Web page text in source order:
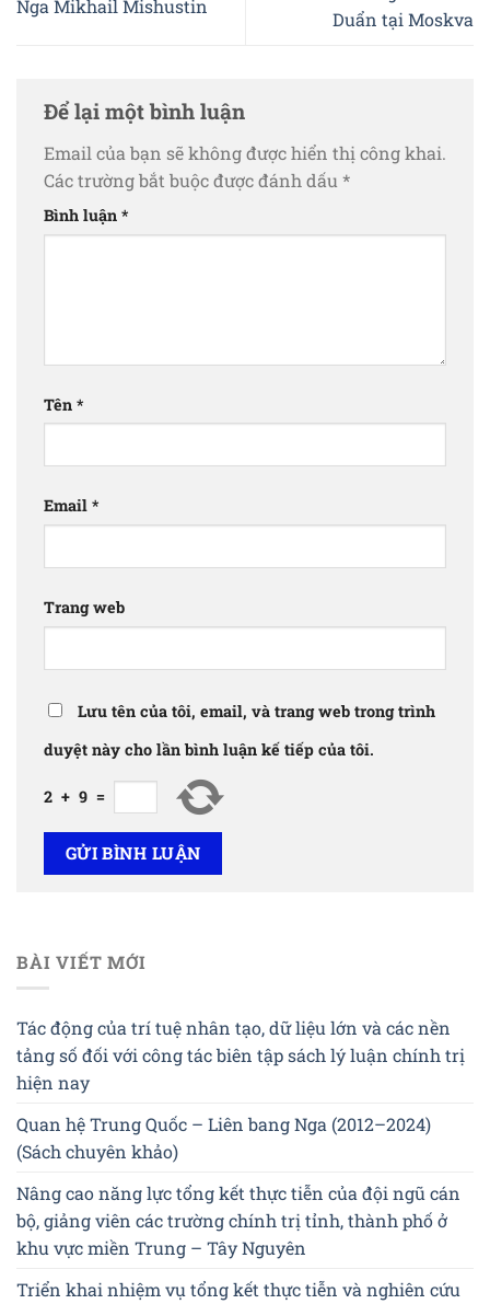
Nga Mikhail Mishustin
Duẩn tại Moskva
Để lại một bình luận
Email của bạn sẽ không được hiển thị công khai.
Các trường bắt buộc được đánh dấu *
Bình luận *
Tên *
Email *
Trang web
Lưu tên của tôi, email, và trang web trong trình
duyệt này cho lần bình luận kế tiếp của tôi.
2 + 9 =
BÀI VIẾT MỚI
Tác động của trí tuệ nhân tạo, dữ liệu lớn và các nền
tảng số đối với công tác biên tập sách lý luận chính trị
hiện nay
Quan hệ Trung Quốc – Liên bang Nga (2012–2024)
(Sách chuyên khảo)
Nâng cao năng lực tổng kết thực tiễn của đội ngũ cán
bộ, giảng viên các trường chính trị tỉnh, thành phố ở
khu vực miền Trung – Tây Nguyên
Triển khai nhiệm vụ tổng kết thực tiễn và nghiên cứu